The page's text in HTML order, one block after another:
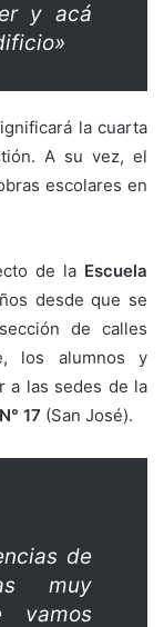
y acá
la cuarta
A su vez, el
escolares en
de la Escuela
desde que se
de calles
los alumnos y
a las sedes de la
N° 17 (San José).
de
muy